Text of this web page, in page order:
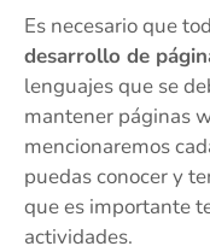
Es necesario que
desarrollo de
lenguajes que se
mantener páginas
mencionaremos
puedas conocer y
que es importante
actividades.